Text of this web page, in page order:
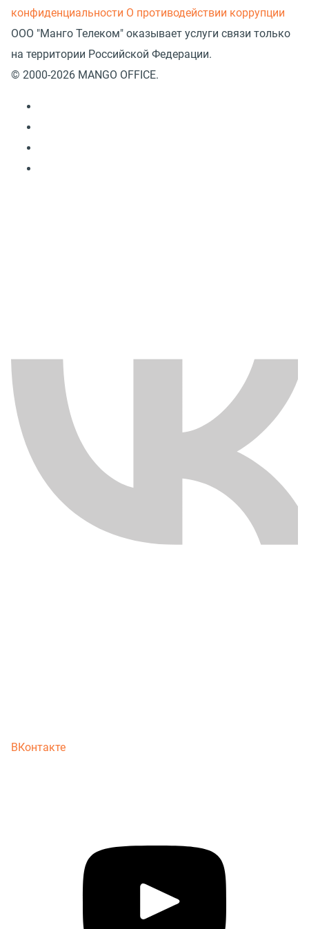
конфиденциальности О противодействии коррупции
ООО "Манго Телеком" оказывает услуги связи только
на территории Российской Федерации.
© 2000-2026 MANGO OFFICE.
ВКонтакте